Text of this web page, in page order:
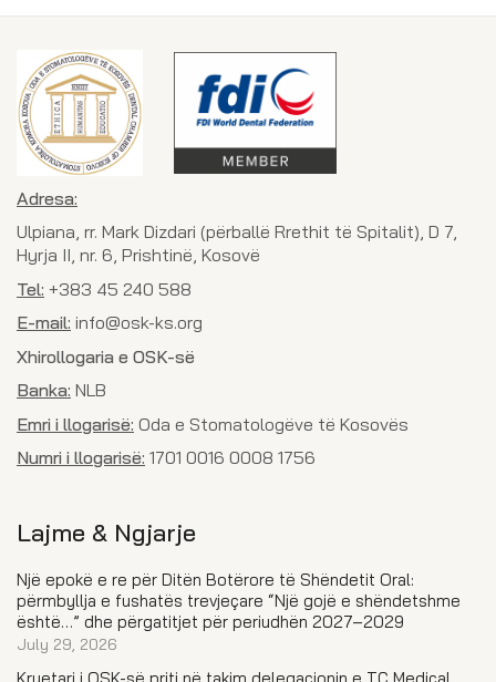
Adresa:
Ulpiana, rr. Mark Dizdari (përballë Rrethit të Spitalit), D 7,
Hyrja II, nr. 6, Prishtinë, Kosovë
Tel: +383 45 240 588
E-mail: info@osk-ks.org
Xhirollogaria e OSK-së
Banka: NLB
Emri i llogarisë: Oda e Stomatologëve të Kosovës
Numri i llogarisë: 1701 0016 0008 1756
Lajme & Ngjarje
Një epokë e re për Ditën Botërore të Shëndetit Oral:
përmbyllja e fushatës trevjeçare “Një gojë e shëndetshme
është…” dhe përgatitjet për periudhën 2027–2029
July 29, 2026
Kryetari i OSK-së priti në takim delegacionin e TC Medical